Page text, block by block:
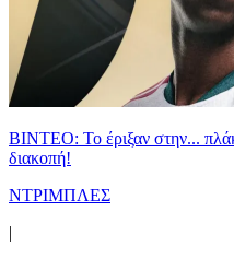
ΒΙΝΤΕΟ: Το έριξαν στην...
διακοπή!
ΝΤΡΙΜΠΛΕΣ
|